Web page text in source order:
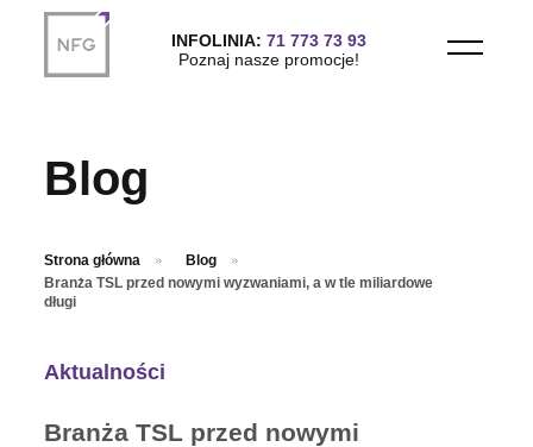
Przejdź do treści głównej
INFOLINIA: 71 773 73 93
Poznaj nasze promocje!
Blog
Strona główna
Blog
Branża TSL przed nowymi wyzwaniami, a w tle miliardowe
długi
Aktualności
Branża TSL przed nowymi